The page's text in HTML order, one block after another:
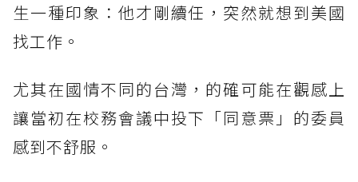
生一種印象：他才剛續任，突然就想到美國
找工作。
尤其在國情不同的台灣，的確可能在觀感上
讓當初在校務會議中投下「同意票」的委員
感到不舒服。